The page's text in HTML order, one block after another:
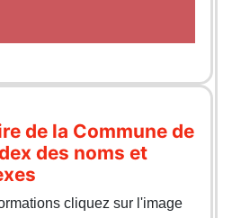
de la Commune de
des noms et
cliquez sur l'image